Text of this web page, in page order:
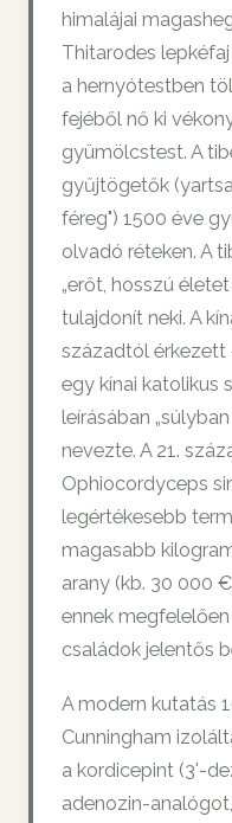
himalájai
Thitarodes
a hernyótestben
fejéből nő ki
gyümölcstest. A
gyűjtögetők
féreg") 1500 éve
olvadó réteken. A
„erőt, hosszú
tulajdonít neki. A
századtól érkezett
egy kínai katolikus
leírásában
nevezte. A 21.
Ophiocordyceps
legértékesebb
magasabb
arany (kb. 30 000
ennek
családok jelentős
A modern kutatás
Cunningham
a kordicepint (3'-
adenozin-